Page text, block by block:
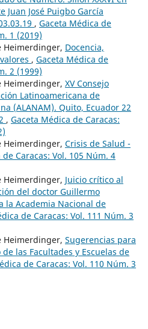
Juan José Puigbo García
, Gaceta Médica de
1 (2019)
Heimerdinger, Docencia,
, Gaceta Médica de
2 (1999)
Heimerdinger, XV Consejo
Latinoamericana de
(ALANAM). Quito, Ecuador 22
, Gaceta Médica de Caracas:
Heimerdinger, Crisis de Salud -
Caracas: Vol. 105 Núm. 4
Heimerdinger, Juicio crítico al
del doctor Guillermo
la Academia Nacional de
de Caracas: Vol. 111 Núm. 3
Heimerdinger, Sugerencias para
las Facultades y Escuelas de
de Caracas: Vol. 110 Núm. 3